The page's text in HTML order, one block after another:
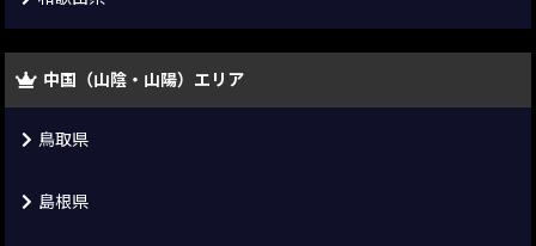
中国（山陰・山陽）エリア
鳥取県
島根県